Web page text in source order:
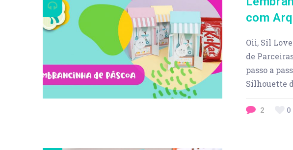
com
Oii, Sil
de
passo a
Silhouette
2 0